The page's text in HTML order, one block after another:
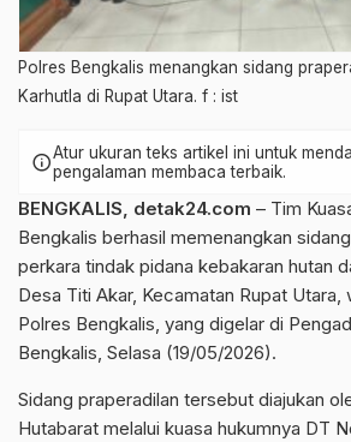
Polres Bengkalis menangkan sidang
Karhutla di Rupat Utara. f : ist
infoAtur ukuran teks artikel ini untuk
pengalaman membaca terbaik.
BENGKALIS, detak24.com – Tim
Bengkalis berhasil memenangkan
perkara tindak pidana kebakaran hutan
Desa Titi Akar, Kecamatan Rupat Utara,
Polres Bengkalis, yang digelar di
Bengkalis, Selasa (19/05/2026).
Sidang praperadilan tersebut diajukan
Hutabarat melalui kuasa hukumnya DT